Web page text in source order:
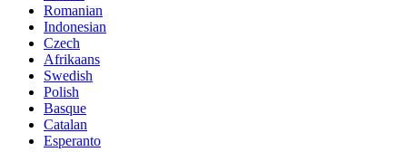
Romanian
Indonesian
Czech
Afrikaans
Swedish
Polish
Basque
Catalan
Esperanto